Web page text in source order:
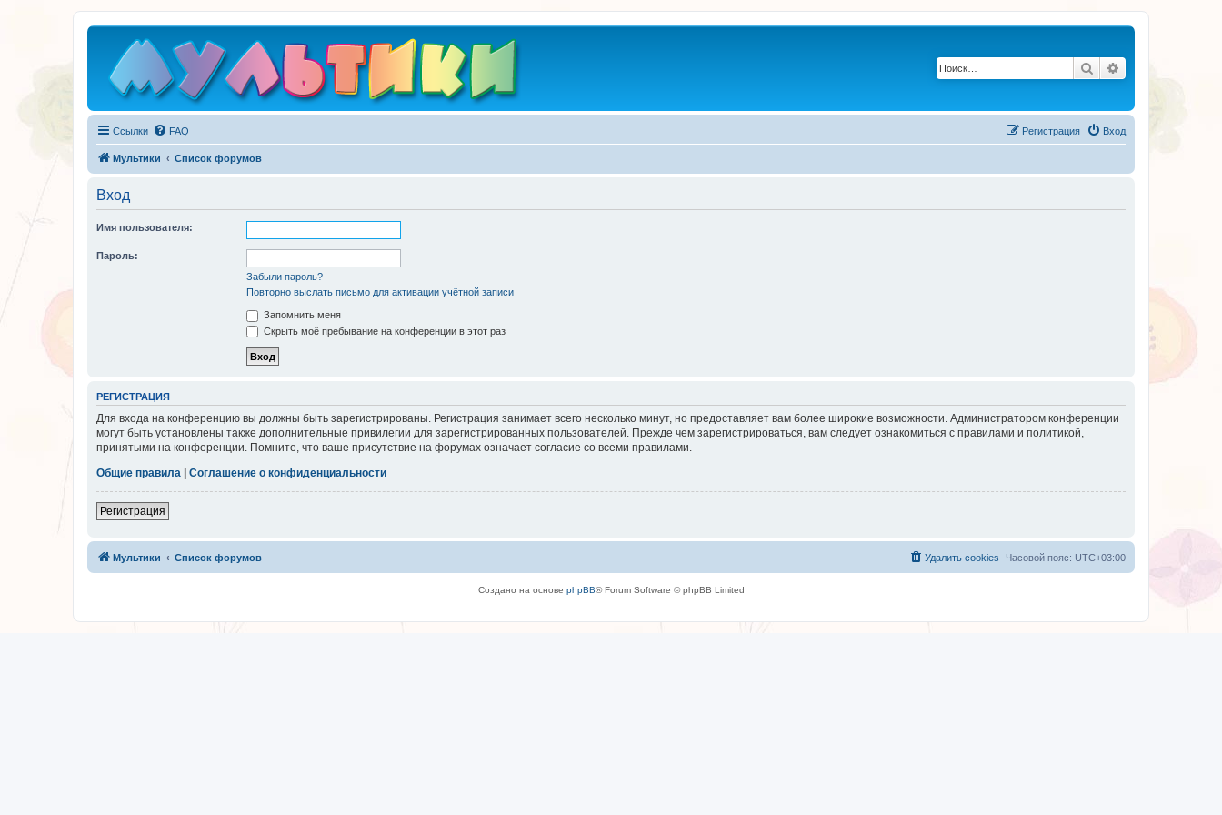
Поиск
Ссылки FAQ Вход
Регистрация
Мультики Список форумов
Вход
Имя пользователя:
Пароль:
Забыли пароль?
Повторно выслать письмо для активации учётной записи
Запомнить меня
Скрыть моё пребывание на конференции в этот раз
РЕГИСТРАЦИЯ
Для входа на конференцию вы должны быть зарегистрированы. Регистрация занимает всего несколько минут, но предоставляет вам более широкие возможности. Администратором конференции
могут быть установлены также дополнительные привилегии для зарегистрированных пользователей. Прежде чем зарегистрироваться, вам следует ознакомиться с правилами и политикой,
принятыми на конференции. Помните, что ваше присутствие на форумах означает согласие со всеми правилами.
Общие правила | Соглашение о конфиденциальности
Регистрация
Мультики Список форумов Часовой пояс: UTC+03:00
Удалить cookies
Создано на основе phpBB® Forum Software © phpBB Limited